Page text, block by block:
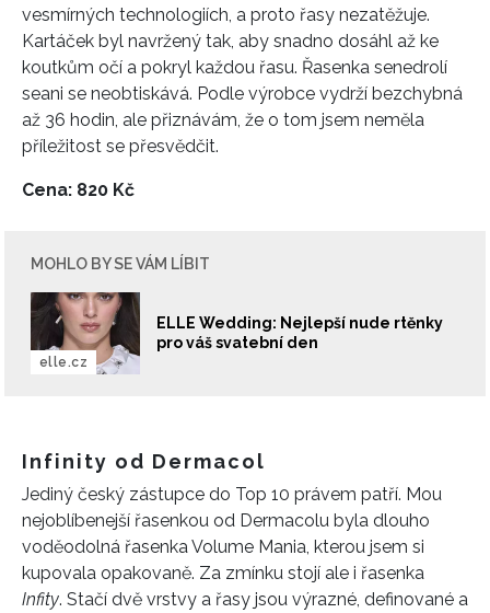
vesmírných technologiích, a proto řasy nezatěžuje.
Kartáček byl navržený tak, aby snadno dosáhl až ke
koutkům očí a pokryl každou řasu. Řasenka senedrolí
seani se neobtiskává. Podle výrobce vydrží bezchybná
až 36 hodin, ale přiznávám, že o tom jsem neměla
příležitost se přesvědčit.
Cena: 820 Kč
MOHLO BY SE VÁM LÍBIT
ELLE Wedding: Nejlepší nude rtěnky
pro váš svatební den
elle.cz
Infinity od Dermacol
Jediný český zástupce do Top 10 právem patří. Mou
nejoblíbenejší řasenkou od Dermacolu byla dlouho
voděodolná řasenka Volume Mania, kterou jsem si
kupovala opakovaně. Za zmínku stojí ale i řasenka
Infity. Stačí dvě vrstvy a řasy jsou výrazné, definované a